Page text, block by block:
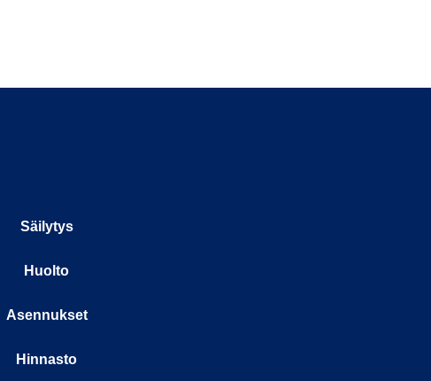
Säilytys
Huolto
Asennukset
Hinnasto